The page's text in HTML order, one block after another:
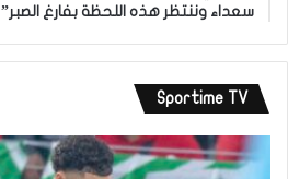
سعداء وننتظر هذه اللحظة بفارغ الصبر”
Sportime TV